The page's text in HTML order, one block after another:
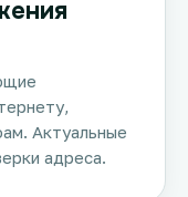
Актуальные
адреса.